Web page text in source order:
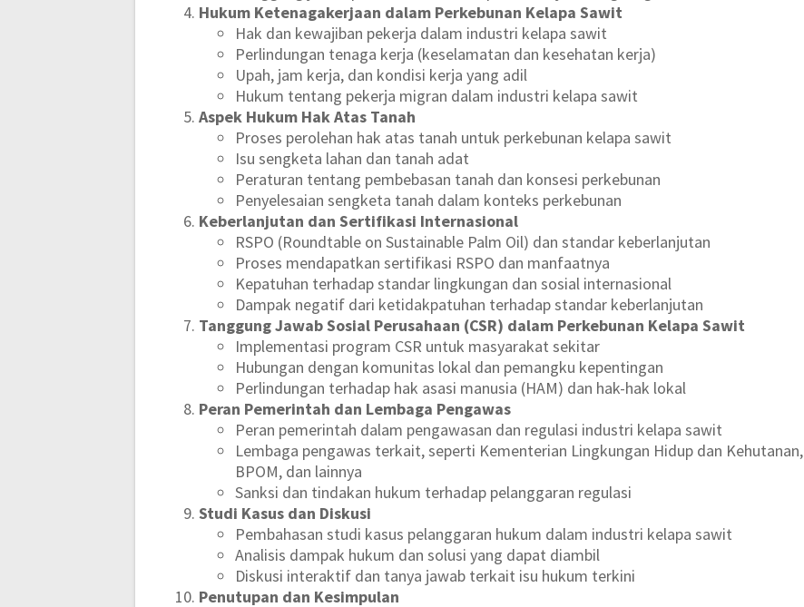
Hukum Ketenagakerjaan dalam Perkebunan Kelapa Sawit
Hak dan kewajiban pekerja dalam industri kelapa sawit
Perlindungan tenaga kerja (keselamatan dan kesehatan kerja)
Upah, jam kerja, dan kondisi kerja yang adil
Hukum tentang pekerja migran dalam industri kelapa sawit
Aspek Hukum Hak Atas Tanah
Proses perolehan hak atas tanah untuk perkebunan kelapa sawit
Isu sengketa lahan dan tanah adat
Peraturan tentang pembebasan tanah dan konsesi perkebunan
Penyelesaian sengketa tanah dalam konteks perkebunan
Keberlanjutan dan Sertifikasi Internasional
RSPO (Roundtable on Sustainable Palm Oil) dan standar keberlanjutan
Proses mendapatkan sertifikasi RSPO dan manfaatnya
Kepatuhan terhadap standar lingkungan dan sosial internasional
Dampak negatif dari ketidakpatuhan terhadap standar keberlanjutan
Tanggung Jawab Sosial Perusahaan (CSR) dalam Perkebunan Kelapa Sawit
Implementasi program CSR untuk masyarakat sekitar
Hubungan dengan komunitas lokal dan pemangku kepentingan
Perlindungan terhadap hak asasi manusia (HAM) dan hak-hak lokal
Peran Pemerintah dan Lembaga Pengawas
Peran pemerintah dalam pengawasan dan regulasi industri kelapa sawit
Lembaga pengawas terkait, seperti Kementerian Lingkungan Hidup dan Kehutanan,
BPOM, dan lainnya
Sanksi dan tindakan hukum terhadap pelanggaran regulasi
Studi Kasus dan Diskusi
Pembahasan studi kasus pelanggaran hukum dalam industri kelapa sawit
Analisis dampak hukum dan solusi yang dapat diambil
Diskusi interaktif dan tanya jawab terkait isu hukum terkini
Penutupan dan Kesimpulan